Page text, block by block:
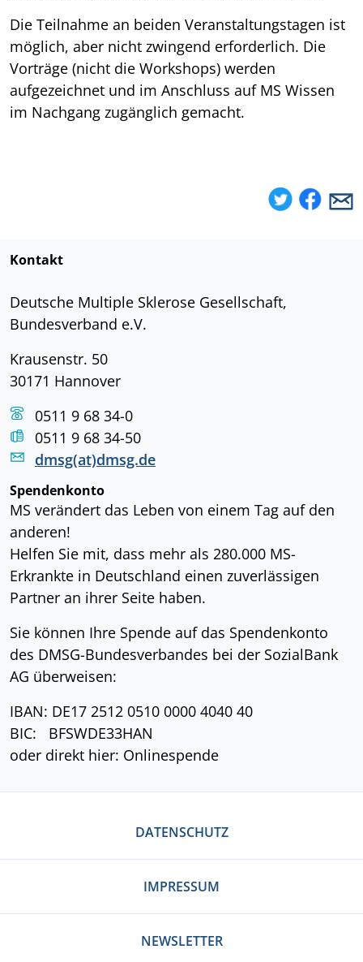
Die Teilnahme an beiden Veranstaltungstagen ist
möglich, aber nicht zwingend erforderlich. Die
Vorträge (nicht die Workshops) werden
aufgezeichnet und im Anschluss auf MS Wissen
im Nachgang zugänglich gemacht.
Kontakt
Deutsche Multiple Sklerose Gesellschaft,
Bundesverband e.V.
Krausenstr. 50
30171 Hannover
0511 9 68 34-0
0511 9 68 34-50
dmsg(at)dmsg.de
Spendenkonto
MS verändert das Leben von einem Tag auf den
anderen!
Helfen Sie mit, dass mehr als 280.000 MS-
Erkrankte in Deutschland einen zuverlässigen
Partner an ihrer Seite haben.
Sie können Ihre Spende auf das Spendenkonto
des DMSG-Bundesverbandes bei der SozialBank
AG überweisen:
IBAN: DE17 2512 0510 0000 4040 40
BIC: BFSWDE33HAN
oder direkt hier: Onlinespende
DATENSCHUTZ
IMPRESSUM
NEWSLETTER